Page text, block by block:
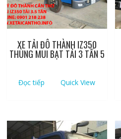
XE TẢI ĐÔ THÀNH IZ350
THÙNG MUI BẠT TẢI 3 TẤN 5
Đọc tiếp Quick View